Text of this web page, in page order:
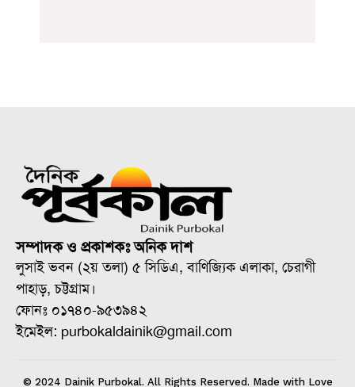
সম্পাদক ও প্রকাশকঃ অনিক দাশ
লুসাই ভবন (২য় তলা) ৫ সিডিএ, বাণিজ্যিক এলাকা, চেরাগী
পাহাড়, চট্টগ্রাম।
ফোনঃ ০১৭৪০-৯৫৩৯৪২
ইমেইল: purbokaldainik@gmail.com
© 2024 Dainik Purbokal. All Rights Reserved. Made with Love